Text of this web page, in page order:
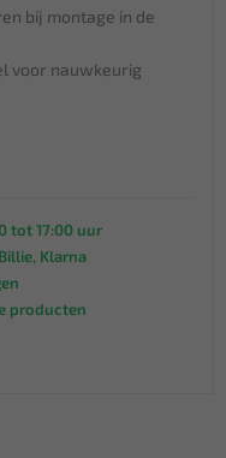
bij montage in de
voor nauwkeurig
tot 17:00 uur
Klarna
producten